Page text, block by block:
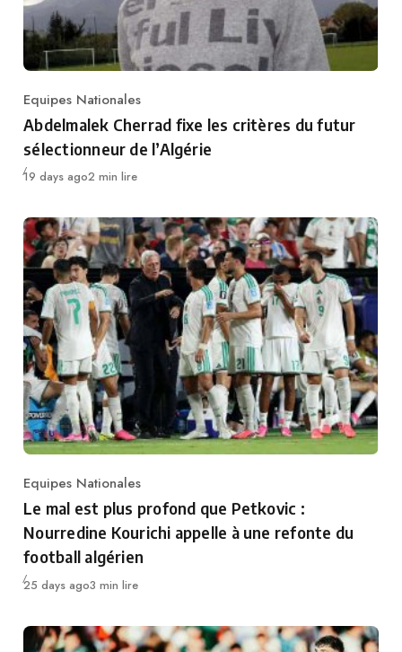
Category
Equipes Nationales
Abdelmalek Cherrad fixe les critères du futur
sélectionneur de l’Algérie
Publié
19 days ago2 min lire
Category
Equipes Nationales
Le mal est plus profond que Petkovic :
Nourredine Kourichi appelle à une refonte du
football algérien
Publié
25 days ago3 min lire